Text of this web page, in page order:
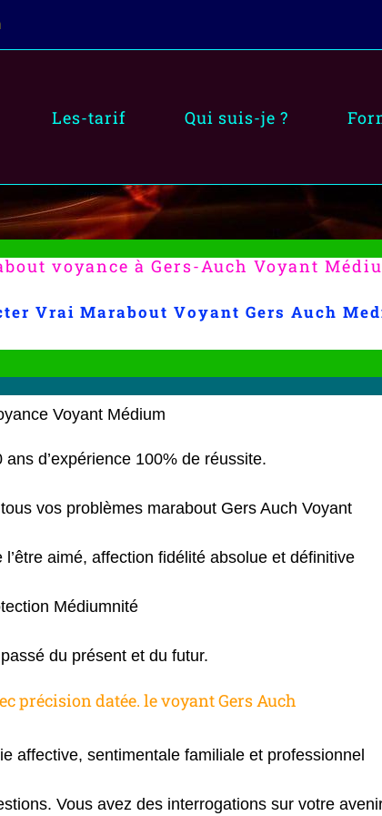
Les-tarif Qui suis-je ?
voyance à Gers-Auch Voyant
Vrai Marabout Voyant Gers Auch
Voyant Médium
d’expérience 100% de réussite.
vos problèmes marabout Gers Auch Voyant
aimé, affection fidélité absolue et définitive
Médiumnité
du présent et du futur.
précision datée. le voyant Gers Auch
affective, sentimentale familiale et professionnel
Vous avez des interrogations sur votre